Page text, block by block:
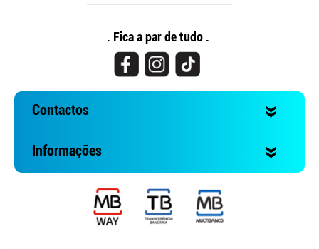
. Fica a par de tudo .
Contactos
Informações